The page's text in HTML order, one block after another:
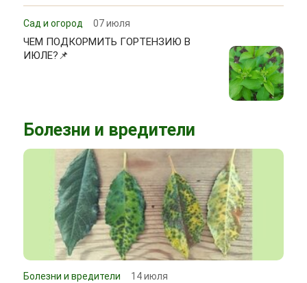
Сад и огород 07 июля
ЧЕМ ПОДКОРМИТЬ ГОРТЕНЗИЮ В
ИЮЛЕ?📌
Болезни и вредители
Болезни и вредители 14 июля